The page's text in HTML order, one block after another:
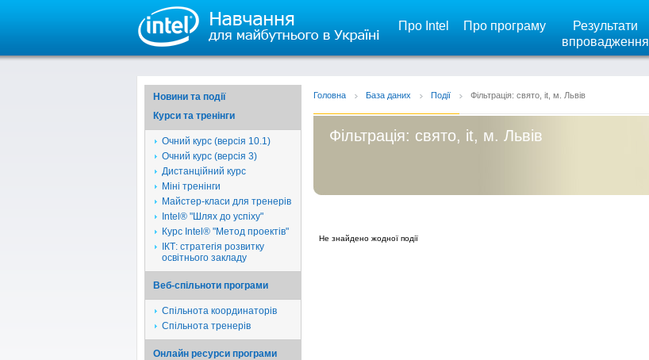
Про Intel Про програму
Результати
впровадження
Новини та події
Курси та тренінги
Очний курс (версія 10.1)
Очний курс (версія 3)
Дистанційний курс
Міні тренінги
Майстер-класи для тренерів
Intel® "Шлях до успіху"
Курс Intel® "Метод проектів"
ІКТ: стратегія розвитку
освітнього закладу
Веб-спільноти програми
Спільнота координаторів
Спільнота тренерів
Онлайн ресурси програми
Головна База даних Події Фільтрація: свято, it, м. Львів
Фільтрація: свято, it, м. Львів
Не знайдено жодної події